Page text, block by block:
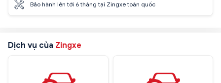
Bảo hành lên tới 6 tháng tại Zingxe toàn quốc
Dịch vụ của Zingxe